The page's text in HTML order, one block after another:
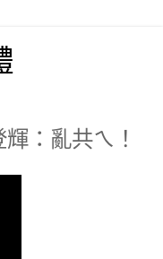
：亂共ㄟ！